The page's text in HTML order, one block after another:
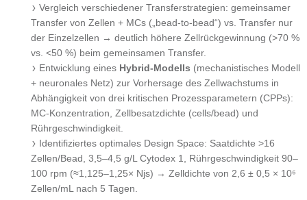
Vergleich verschiedener Transferstrategien: gemeinsamer
Transfer von Zellen + MCs („bead-to-bead“) vs. Transfer nur
der Einzelzellen → deutlich höhere Zellrückgewinnung (>70 %
vs. <50 %) beim gemeinsamen Transfer.
Entwicklung eines Hybrid-Modells (mechanistisches Modell
+ neuronales Netz) zur Vorhersage des Zellwachstums in
Abhängigkeit von drei kritischen Prozessparametern (CPPs):
MC-Konzentration, Zellbesatzdichte (cells/bead) und
Rührgeschwindigkeit.
Identifiziertes optimales Design Space: Saatdichte >16
Zellen/Bead, 3,5–4,5 g/L Cytodex 1, Rührgeschwindigkeit 90–
100 rpm (≈1,125–1,25× Njs) → Zelldichte von 2,6 ± 0,5 × 10⁶
Zellen/mL nach 5 Tagen.